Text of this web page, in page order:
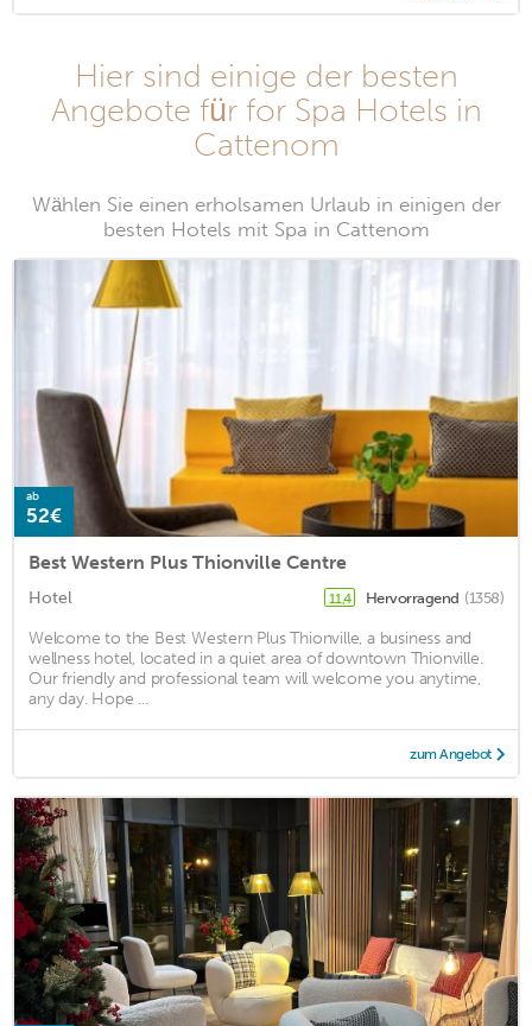
Hier sind einige der besten
Angebote für for Spa Hotels in
Cattenom
Wählen Sie einen erholsamen Urlaub in einigen der
besten Hotels mit Spa in Cattenom
ab
52€
Best Western Plus Thionville Centre
Hotel 11,4 Hervorragend (1358)
Welcome to the Best Western Plus Thionville, a business and
wellness hotel, located in a quiet area of downtown Thionville.
Our friendly and professional team will welcome you anytime,
any day. Hope ...
zum Angebot